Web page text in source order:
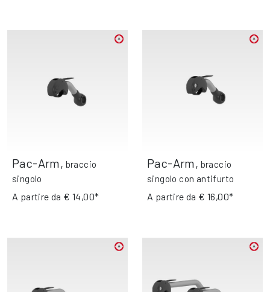
Pac-Arm, braccio
singolo
A partire da € 14,00*
Pac-Arm, braccio
singolo con antifurto
A partire da € 16,00*